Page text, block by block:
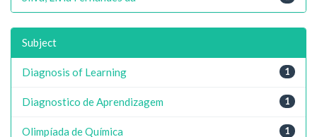
Subject
1
Diagnosis of Learning
1
Diagnostico de Aprendizagem
1
Olimpíada de Química